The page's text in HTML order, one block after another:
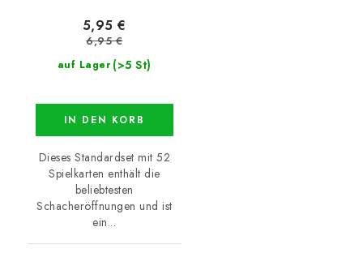
auf Lager (>5 St)
5,95 €
6,95 €
IN DEN KORB
Dieses Standardset mit 52
Spielkarten enthält die
beliebtesten
Schacheröffnungen und ist
ein...